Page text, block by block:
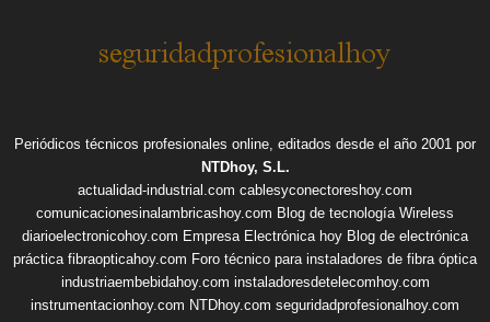
Periódicos técnicos profesionales online, editados desde el año 2001 por
NTDhoy, S.L.
actualidad-industrial.com cablesyconectoreshoy.com
comunicacionesinalambricashoy.com Blog de tecnología Wireless
diarioelectronicohoy.com Empresa Electrónica hoy Blog de electrónica
práctica fibraopticahoy.com Foro técnico para instaladores de fibra óptica
industriaembebidahoy.com instaladoresdetelecomhoy.com
instrumentacionhoy.com NTDhoy.com seguridadprofesionalhoy.com